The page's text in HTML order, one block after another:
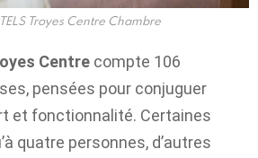
Troyes Centre Chambre
Centre compte 106
pensées pour conjuguer
et fonctionnalité. Certaines
quatre personnes, d’autres